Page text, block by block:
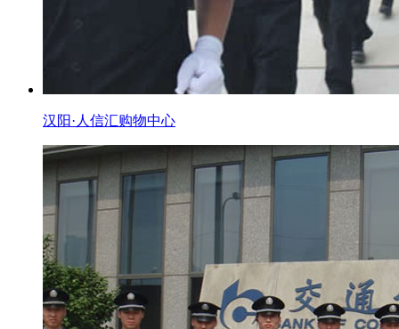
汉阳·人信汇购物中心